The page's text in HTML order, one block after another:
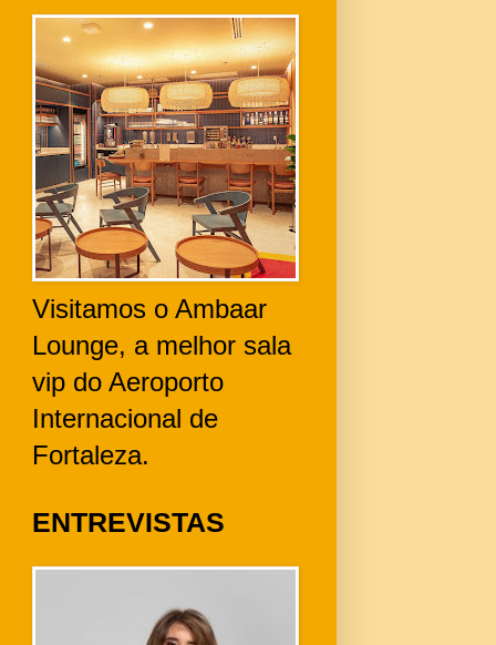
Visitamos o Ambaar
Lounge, a melhor sala
vip do Aeroporto
Internacional de
Fortaleza.
ENTREVISTAS